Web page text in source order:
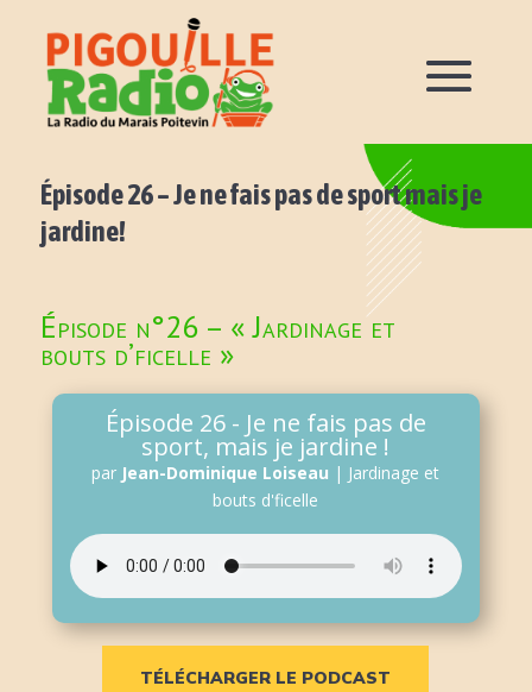
Épisode 26 – Je ne fais pas de sport mais je
jardine!
Épisode n°26 – « Jardinage et
bouts d’ficelle »
Épisode 26 - Je ne fais pas de
sport, mais je jardine !
par Jean-Dominique Loiseau | Jardinage et
bouts d'ficelle
TÉLÉCHARGER LE PODCAST